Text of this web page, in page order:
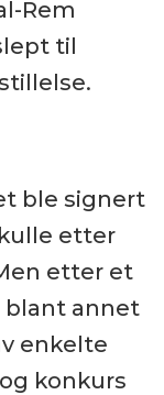
Rem
til
ble signert
etter
etter et
blant annet
enkelte
konkurs